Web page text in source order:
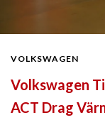
VOLKSWAGEN
Volkswagen
ACT Drag